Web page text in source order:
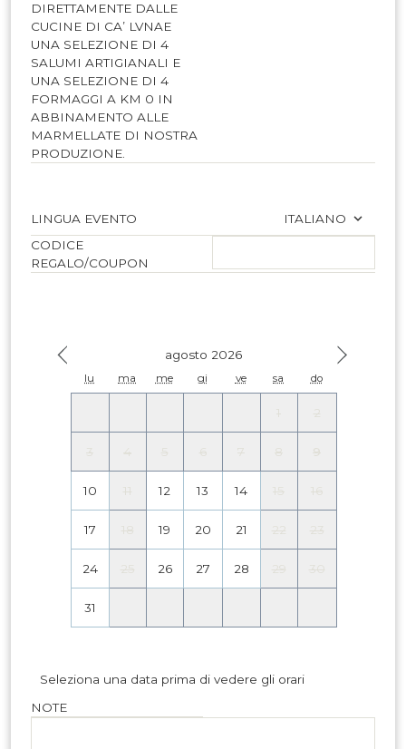
DIRETTAMENTE DALLE
CUCINE DI CA’ LVNAE
UNA SELEZIONE DI 4
SALUMI ARTIGIANALI E
UNA SELEZIONE DI 4
FORMAGGI A KM 0 IN
ABBINAMENTO ALLE
MARMELLATE DI NOSTRA
PRODUZIONE.
LINGUA EVENTO
ITALIANO
CODICE
REGALO/COUPON
agosto 2026
lu ma me gi ve sa do
1 2
3 4 5 6 7 8 9
10 11 12 13 14 15 16
17 18 19 20 21 22 23
24 25 26 27 28 29 30
31
Seleziona una data prima di vedere gli orari
NOTE